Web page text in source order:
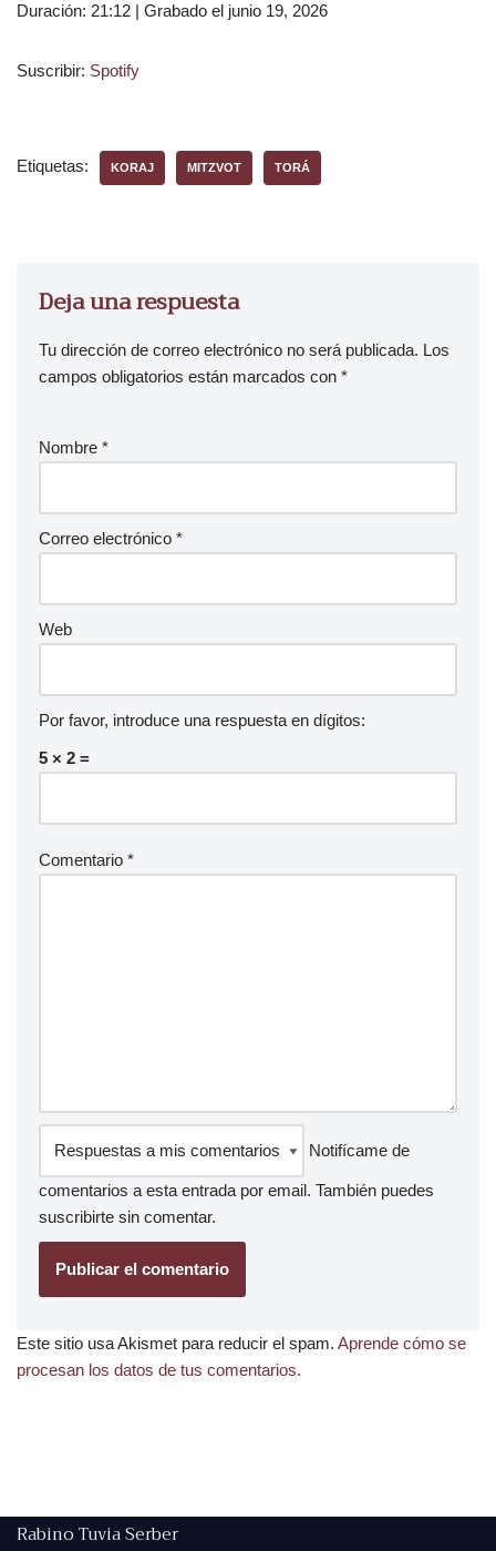
Duración: 21:12 | Grabado el junio 19, 2026
Suscribir: Spotify
Etiquetas: KORAJ MITZVOT TORÁ
Deja una respuesta
Tu dirección de correo electrónico no será publicada. Los
campos obligatorios están marcados con *
Nombre *
Correo electrónico *
Web
Por favor, introduce una respuesta en dígitos:
5 × 2 =
Comentario *
Notifícame de
comentarios a esta entrada por email. También puedes
suscribirte sin comentar.
Este sitio usa Akismet para reducir el spam. Aprende cómo se
procesan los datos de tus comentarios.
Rabino Tuvia Serber